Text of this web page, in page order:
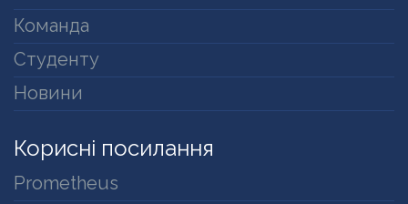
Команда
Студенту
Новини
Корисні посилання
Prometheus